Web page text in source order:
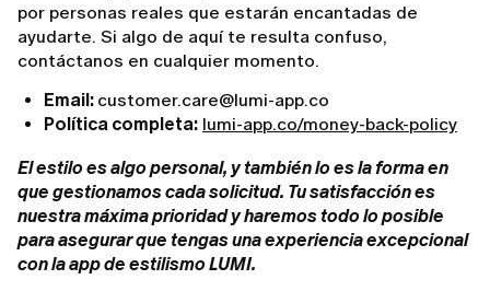
por personas reales que estarán encantadas de
ayudarte. Si algo de aquí te resulta confuso,
contáctanos en cualquier momento.
Email: customer.care@lumi-app.co
Política completa: lumi-app.co/money-back-policy
El estilo es algo personal, y también lo es la forma en
que gestionamos cada solicitud. Tu satisfacción es
nuestra máxima prioridad y haremos todo lo posible
para asegurar que tengas una experiencia excepcional
con la app de estilismo LUMI.